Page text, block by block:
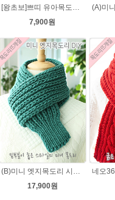
[왕초보]쁘띠 유아목도리뜨기★발렌타인울 목도리 뜨개질
7,900원
17,900원